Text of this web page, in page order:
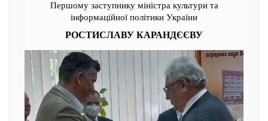
Першому заступнику міністра культури та
інформаційної політики України
РОСТИСЛАВУ КАРАНДЄЄВУ